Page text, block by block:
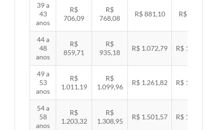
39 a
43
anos
R$
706,09
R$
768,08
R$ 881,10 R$ 907,99
44 a
48
anos
R$
859,71
R$
935,18
R$ 1.072,79 R$ 1.105,53
49 a
53
anos
R$
1.011,19
R$
1.099,96
R$ 1.261,82 R$ 1.300,32
54 a
58
anos
R$
1.203,32
R$
1.308,95
R$ 1.501,57 R$ 1.547,38